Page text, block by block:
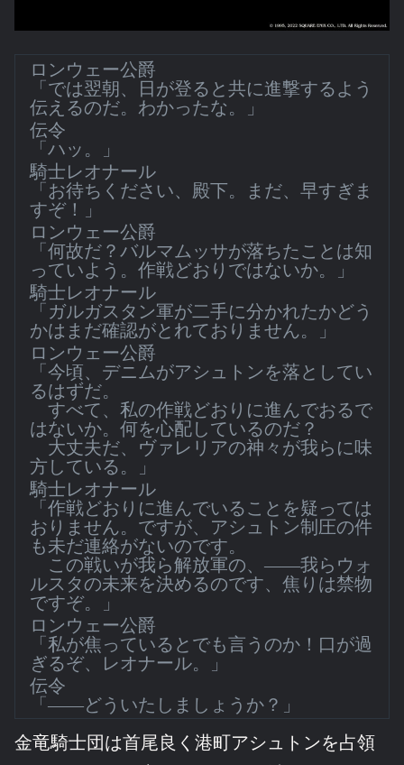
ロンウェー公爵
「では翌朝、日が登ると共に進撃するよう
伝えるのだ。わかったな。」
伝令
「ハッ。」
騎士レオナール
「お待ちください、殿下。まだ、早すぎま
すぞ！」
ロンウェー公爵
「何故だ？バルマムッサが落ちたことは知
っていよう。作戦どおりではないか。」
騎士レオナール
「ガルガスタン軍が二手に分かれたかどう
かはまだ確認がとれておりません。」
ロンウェー公爵
「今頃、デニムがアシュトンを落としてい
るはずだ。
すべて、私の作戦どおりに進んでおるで
はないか。何を心配しているのだ？
大丈夫だ、ヴァレリアの神々が我らに味
方している。」
騎士レオナール
「作戦どおりに進んでいることを疑っては
おりません。ですが、アシュトン制圧の件
も未だ連絡がないのです。
この戦いが我ら解放軍の、――我らウォ
ルスタの未来を決めるのです、焦りは禁物
ですぞ。」
ロンウェー公爵
「私が焦っているとでも言うのか！口が過
ぎるぞ、レオナール。」
伝令
「――どういたしましょうか？」
金竜騎士団は首尾良く港町アシュトンを占領